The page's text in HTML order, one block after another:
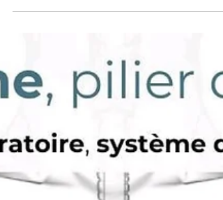
de bébé grâce à La méthode d'accompagnement en